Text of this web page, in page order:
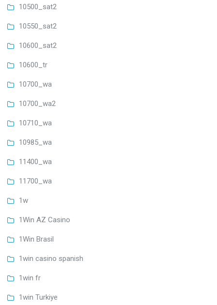
10500_sat2
10550_sat2
10600_sat2
10600_tr
10700_wa
10700_wa2
10710_wa
10985_wa
11400_wa
11700_wa
1w
1Win AZ Casino
1Win Brasil
1win casino spanish
1win fr
1win Turkiye